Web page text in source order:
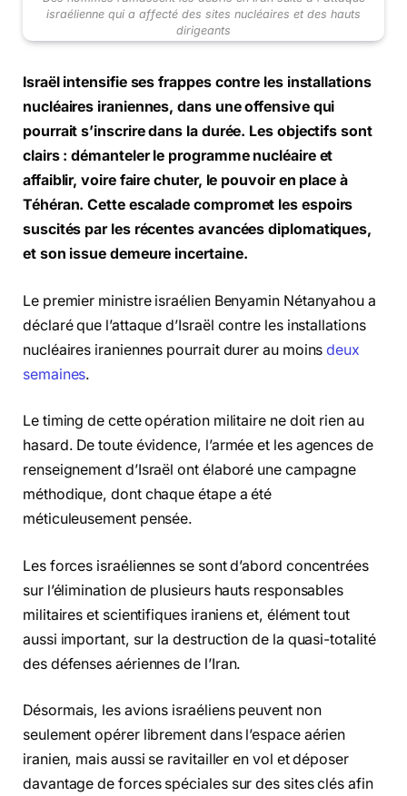
israélienne qui a affecté des sites nucléaires et des hauts
dirigeants
Israël intensifie ses frappes contre les installations
nucléaires iraniennes, dans une offensive qui
pourrait s’inscrire dans la durée. Les objectifs sont
clairs : démanteler le programme nucléaire et
affaiblir, voire faire chuter, le pouvoir en place à
Téhéran. Cette escalade compromet les espoirs
suscités par les récentes avancées diplomatiques,
et son issue demeure incertaine.
Le premier ministre israélien Benyamin Nétanyahou a
déclaré que l’attaque d’Israël contre les installations
nucléaires iraniennes pourrait durer au moinsdeux
semaines.
Le timing de cette opération militaire ne doit rien au
hasard. De toute évidence, l’armée et les agences de
renseignement d’Israël ont élaboré une campagne
méthodique, dont chaque étape a été
méticuleusement pensée.
Les forces israéliennes se sont d’abord concentrées
sur l’élimination de plusieurs hauts responsables
militaires et scientifiques iraniens et, élément tout
aussi important, sur la destruction de la quasi-totalité
des défenses aériennes de l’Iran.
Désormais, les avions israéliens peuvent non
seulement opérer librement dans l’espace aérien
iranien, mais aussi se ravitailler en vol et déposer
davantage de forces spéciales sur des sites clés afin